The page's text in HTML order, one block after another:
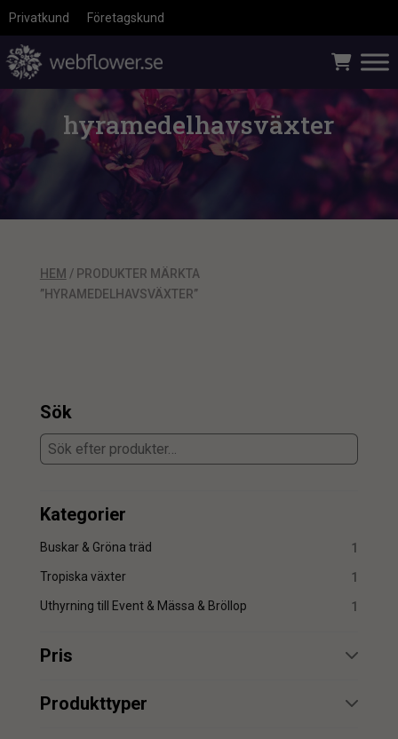
Privatkund Företagskund
hyramedelhavsväxter
HEM / PRODUKTER MÄRKTA
”HYRAMEDELHAVSVÄXTER”
Sök
Kategorier
Buskar & Gröna träd 1
Tropiska växter 1
Uthyrning till Event & Mässa & Bröllop 1
Pris
min.
Produkttyper